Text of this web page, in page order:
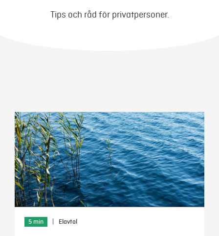
Få bonus
Mina sidor
Tips och råd för privatpersoner.
5 min Elavtal